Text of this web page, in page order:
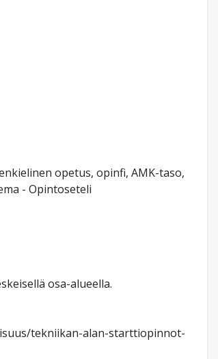
opetus, opinfi, AMK-taso,
- Opintoseteli
osa-alueella.
tekniikan-alan-starttiopinnot-